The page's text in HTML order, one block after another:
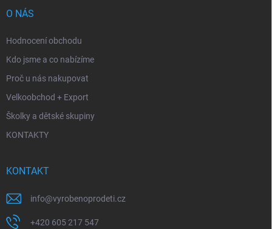
O NÁS
Hodnocení obchodu
Kdo jsme a co nabízíme
Proč u nás nakupovat
Velkoobchod + Export
Školky a dětské skupiny
KONTAKTY
KONTAKT
info@vyrobenoprodeti.cz
+420 605 217 547